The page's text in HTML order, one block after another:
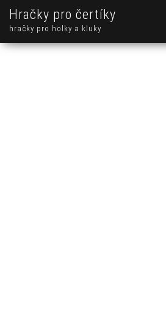
Hračky pro čertíky
hračky pro holky a kluky